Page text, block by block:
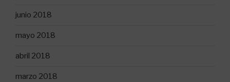
junio 2018
mayo 2018
abril 2018
marzo 2018